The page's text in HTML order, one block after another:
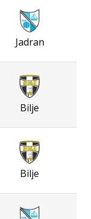
Jadran
Bilje
Bilje